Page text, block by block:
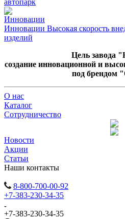
автопарк
Инновации Высокая скорость
изделий
Цель
создание инновационной и
под брендом
О нас
Каталог
Сотрудничество
Новости
Акции
Статьи
Наши контакты
8-800-700-00-92
+7-383-230-34-35
+7-383-230-34-35